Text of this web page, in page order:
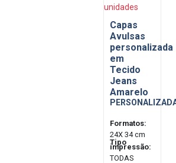
unidades
Capas
Avulsas
personalizada
em
Tecido
Jeans
Amarelo
Formatos:
24X 34 cm
Tipo
impressão:
TODAS